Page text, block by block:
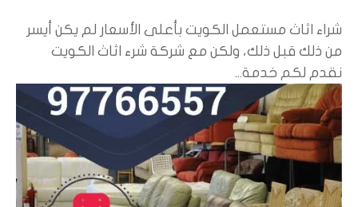
شراء اثاث مستعمل الكويت بأعلى الأسعار لم يكن أيسر
من ذلك قبل ذلك، ولكن مع شركة شرء اثاث الكويت
نقدم لكم خدمة...